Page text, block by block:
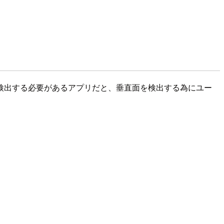
する必要があるアプリだと、垂直面を検出する為にユー